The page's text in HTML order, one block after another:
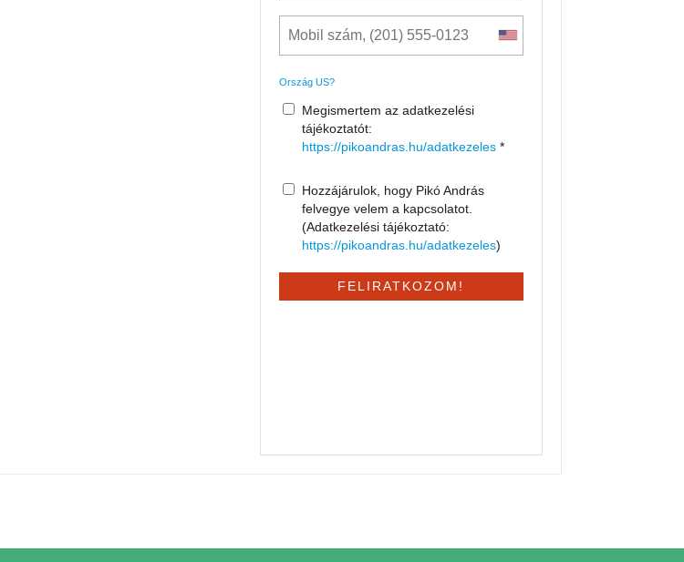
Ország US?
Megismertem az adatkezelési
tájékoztatót:
https://pikoandras.hu/adatkezeles*
Hozzájárulok, hogy Pikó András
felvegye velem a kapcsolatot.
(Adatkezelési tájékoztató:
https://pikoandras.hu/adatkezeles)